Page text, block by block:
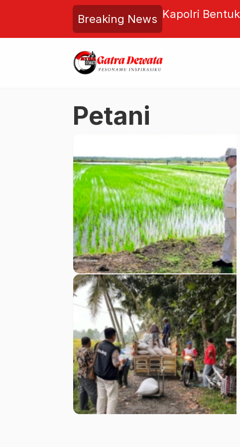
Breaking News
Swiss-Belhotel
Pengalaman Tamu di
Yogyakarta
Kapolri
Petani